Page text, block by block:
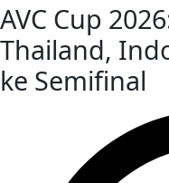
AVC Cup
Thailand,
ke Semifinal